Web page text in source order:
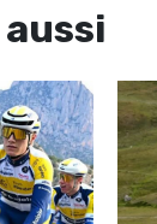
aussi